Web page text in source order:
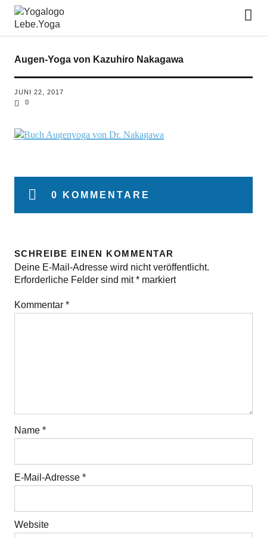
Lebe.Yoga: der Yoga Blog | das
Yoga Magazin
Augen-Yoga von Kazuhiro Nakagawa
JUNI 22, 2017
0
0 KOMMENTARE
SCHREIBE EINEN KOMMENTAR
Deine E-Mail-Adresse wird nicht veröffentlicht.
Erforderliche Felder sind mit*markiert
Kommentar *
Name *
E-Mail-Adresse *
Website